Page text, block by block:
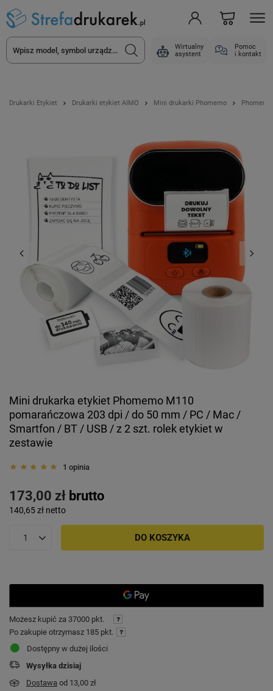
Wirtualny
asystent
Pomoc
i kontakt
Drukarki Etykiet Drukarki etykiet AIMO Mini drukarki Phomemo
Mini drukarka etykiet Phomemo M110
pomarańczowa 203 dpi / do 50 mm / PC / Mac /
Smartfon / BT / USB / z 2 szt. rolek etykiet w
zestawie
1 opinia
173,00 zł brutto
140,65 zł netto
DO KOSZYKA
Możesz kupić za 37000 pkt.
Po zakupie otrzymasz 185 pkt.
Dostępny w dużej ilości
Wysyłka dzisiaj
Dostawa od 13,00 zł